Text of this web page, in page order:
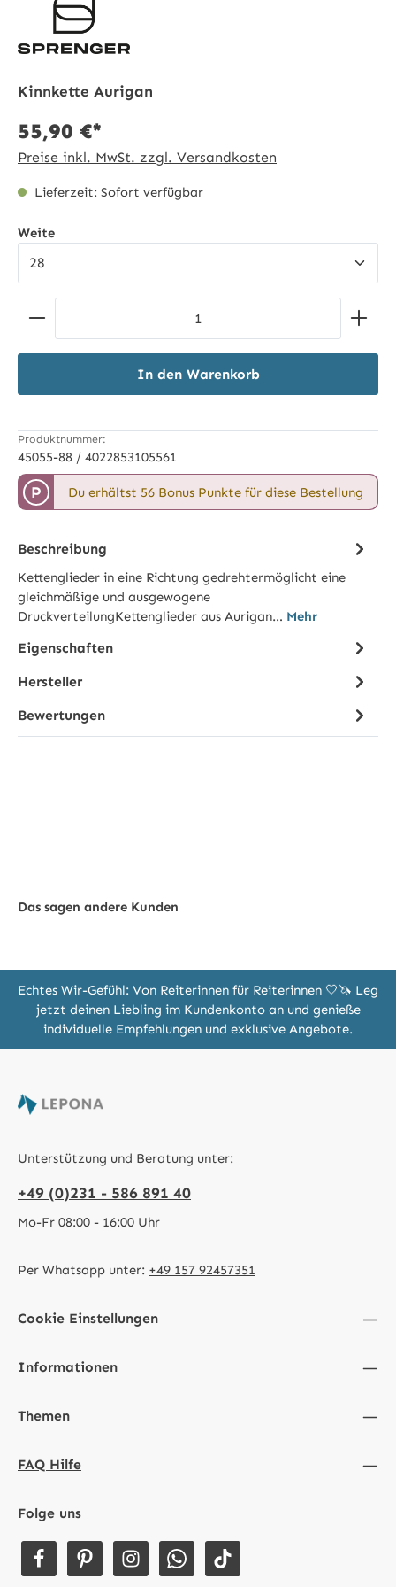
Kinnkette Aurigan
55,90 €*
Preise inkl. MwSt. zzgl. Versandkosten
Lieferzeit: Sofort verfügbar
Weiteauswählen
Produkt Anzahl: Gib den gewünschten Wert ein
In den Warenkorb
Produktnummer:
45055-88 / 4022853105561
P Du erhältst 56 Bonus Punkte für diese Bestellung
Beschreibung
Kettenglieder in eine Richtung gedrehtermöglicht eine
gleichmäßige und ausgewogene
DruckverteilungKettenglieder aus Aurigan… Mehr
Eigenschaften
Hersteller
Bewertungen
Das sagen andere Kunden
Echtes Wir-Gefühl: Von Reiterinnen für Reiterinnen 🤍🦄 Leg
jetzt deinen Liebling im Kundenkonto an und genieße
individuelle Empfehlungen und exklusive Angebote.
Unterstützung und Beratung unter:
+49 (0)231 - 586 891 40
Mo-Fr 08:00 - 16:00 Uhr
Per Whatsapp unter: +49 157 92457351
Cookie Einstellungen
Informationen
Themen
FAQ Hilfe
Folge uns